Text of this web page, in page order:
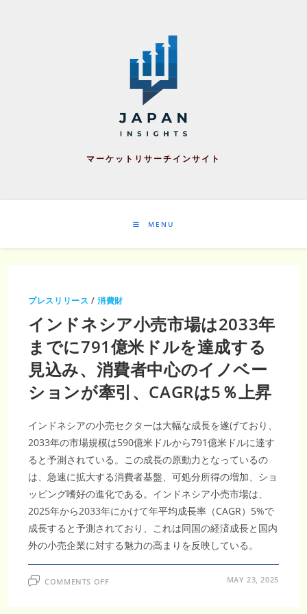
マーケットリサーチインサイト
MENU
プレスリリース /消費財
インドネシア小売市場は2033年
までに791億米ドルを達成する
見込み、消費者中心のイノベー
ションが牽引、CAGRは5％上昇
インドネシアの小売セクターは大幅な成長を遂げており、
2033年の市場規模は590億米ドルから791億米ドルに達す
ると予測されている。この成長の原動力となっているの
は、急速に拡大する消費者基盤、可処分所得の増加、ショ
ッピング嗜好の進化である。インドネシア小売市場は、
2025年から2033年にかけて年平均成長率（CAGR）5%で
成長すると予測されており、これは同国の経済成長と国内
外の小売企業に対する魅力の高まりを反映している。
COMMENTS OFFON MAY 23, 2025